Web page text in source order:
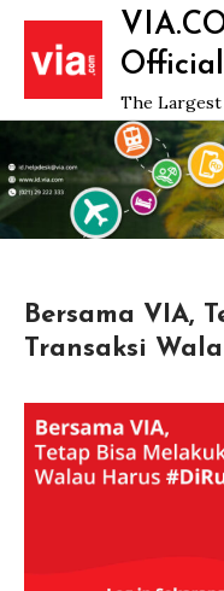
Skip
content
Official
The Largest
Bersama VIA,
Transaksi